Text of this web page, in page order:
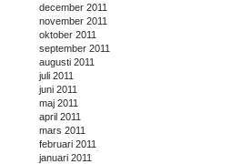
december 2011
november 2011
oktober 2011
september 2011
augusti 2011
juli 2011
juni 2011
maj 2011
april 2011
mars 2011
februari 2011
januari 2011